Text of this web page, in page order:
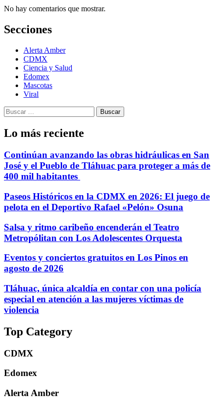
No hay comentarios que mostrar.
Secciones
Alerta Amber
CDMX
Ciencia y Salud
Edomex
Mascotas
Viral
Buscar:
Lo más reciente
Continúan avanzando las obras hidráulicas en San
José y el Pueblo de Tláhuac para proteger a más de
400 mil habitantes
Paseos Históricos en la CDMX en 2026: El juego de
pelota en el Deportivo Rafael «Pelón» Osuna
Salsa y ritmo caribeño encenderán el Teatro
Metropólitan con Los Adolescentes Orquesta
Eventos y conciertos gratuitos en Los Pinos en
agosto de 2026
Tláhuac, única alcaldía en contar con una policía
especial en atención a las mujeres víctimas de
violencia
Top Category
CDMX
Edomex
Alerta Amber